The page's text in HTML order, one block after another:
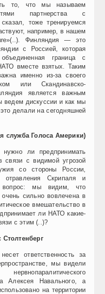
то, что мы называем
партнерства с
тоже тренируемся
например, в нашем
Финляндия — это
с Россией, которая
граница с
вместе взятых. Таким
именно из-за своего
или Скандинавско-
является важным
ведем дискуссии и как мы
делали на сегодняшней
служба Голоса Америки)
ли предпринимать
связи с видимой угрозой
со стороны России,
Скрипаля и
мы видим, что
очень сильно вовлечена в
вмешательство в
ли НАТО какие-
с этим (..)?
Столтенберг
ответственность за
мы видели
Алексея Навального, а
на территории